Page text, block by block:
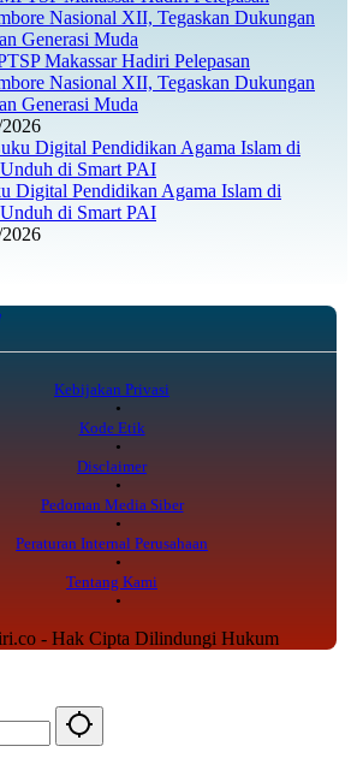
Makassar Hadiri Pelepasan
Nasional XII, Tegaskan Dukungan
Generasi Muda
Digital Pendidikan Agama Islam di
di Smart PAI
Kebijakan Privasi
Kode Etik
Disclaimer
Pedoman Media Siber
Peraturan Internal Perusahaan
Tentang Kami
- Hak Cipta Dilindungi Hukum